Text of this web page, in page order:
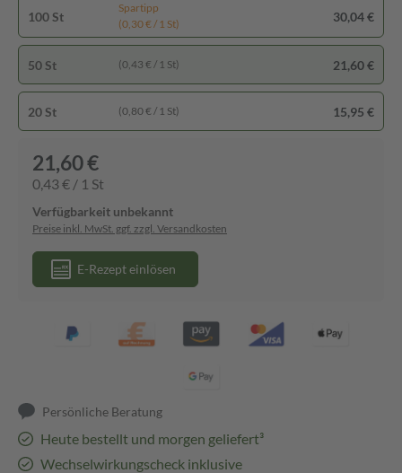
100 St
Spartipp
(0,30 € / 1 St)
30,04 €
50 St (0,43 € / 1 St) 21,60 €
20 St (0,80 € / 1 St) 15,95 €
21,60 €
0,43 € / 1 St
Verfügbarkeit unbekannt
Preise inkl. MwSt. ggf. zzgl. Versandkosten
E-Rezept einlösen
Persönliche Beratung
Heute bestellt und morgen geliefert³
Wechselwirkungscheck inklusive